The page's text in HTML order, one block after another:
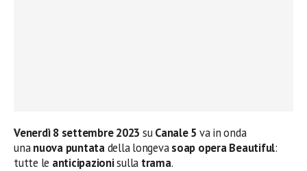
Venerdì 8 settembre2023 suCanale 5 va in onda
unanuova puntatadella longevasoap opera Beautiful:
tutte le anticipazionisulla trama.